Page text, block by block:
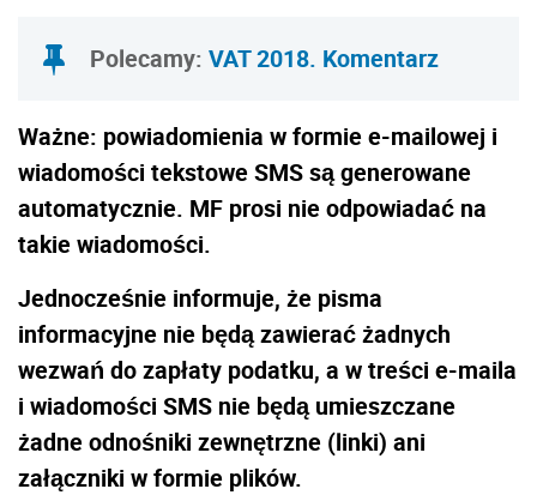
Polecamy: VAT 2018. Komentarz
Ważne: powiadomienia w formie e-mailowej i
wiadomości tekstowe SMS są generowane
automatycznie. MF prosi nie odpowiadać na
takie wiadomości.
Jednocześnie informuje, że pisma
informacyjne nie będą zawierać żadnych
wezwań do zapłaty podatku, a w treści e-maila
i wiadomości SMS nie będą umieszczane
żadne odnośniki zewnętrzne (linki) ani
załączniki w formie plików.